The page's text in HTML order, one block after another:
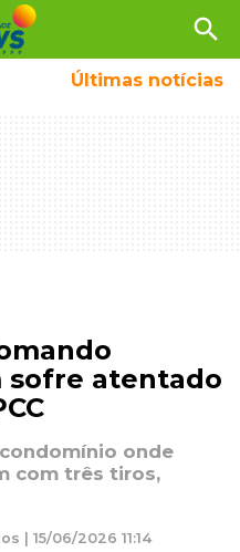
search
Últimas notícias
sofre atentado
onde
com três tiros,
| 15/06/2026 11:14